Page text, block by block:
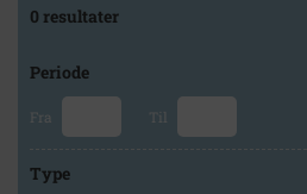
0 resultater
Periode
Fra Til
Type